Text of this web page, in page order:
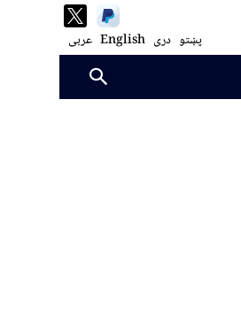
پښتو دری English عربی